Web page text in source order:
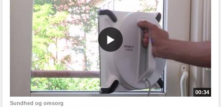
00:34
Sundhed og omsorg